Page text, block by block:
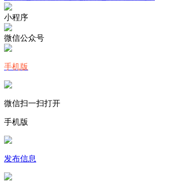
小程序
微信公众号
手机版
微信扫一扫打开
手机版
发布信息